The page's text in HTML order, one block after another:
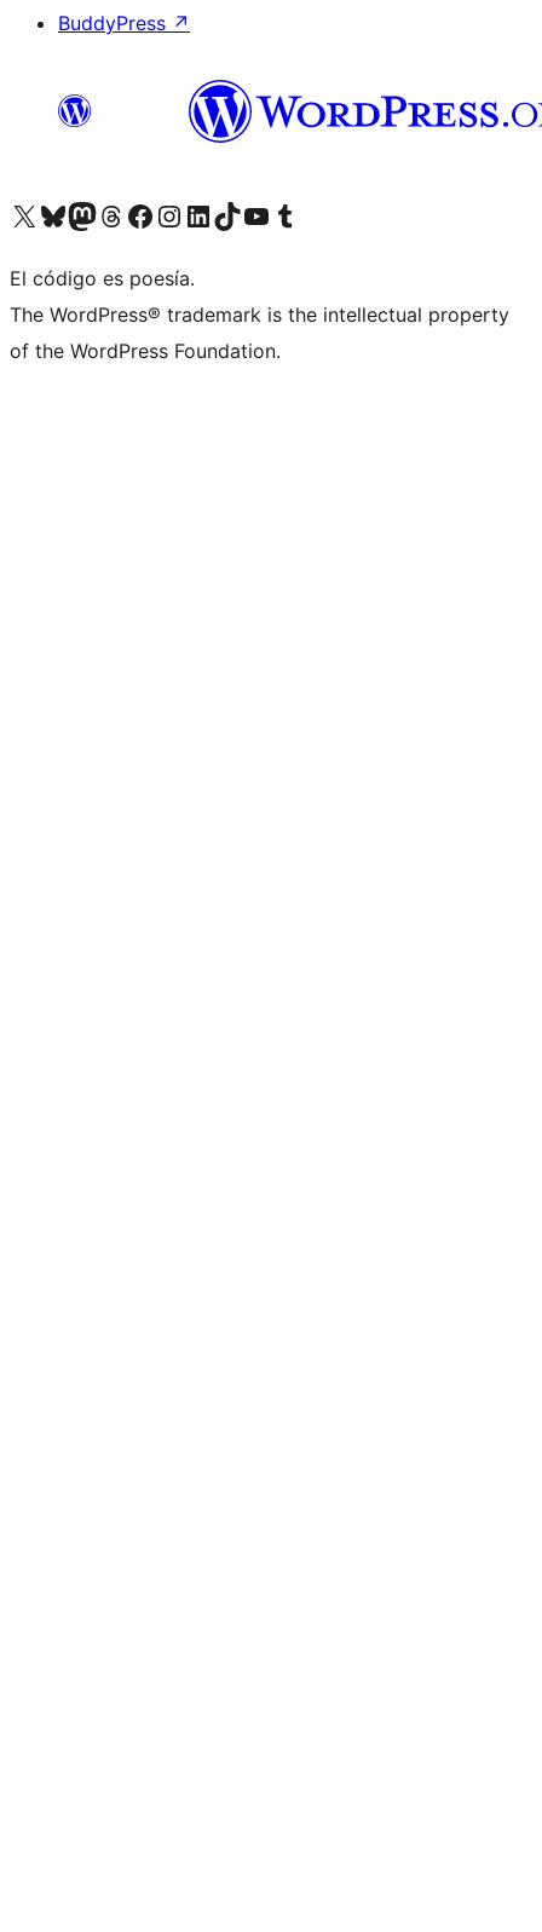
BuddyPress ↗
Visit our X (formerly Twitter) account
Visit our Bluesky account
Visit our Mastodon account
Visit our Threads account
Visita nuestra página de Facebook
Visita nuestra cuenta de Instagram
Visita nuestra cuenta de LinkedIn
Visit our TikTok account
Visita nuestro canal de YouTube
Visit our Tumblr account
El código es poesía.
The WordPress® trademark is the intellectual property
of the WordPress Foundation.